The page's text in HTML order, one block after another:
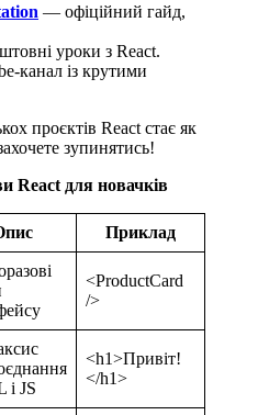
— офіційний гайд,
уроки з React.
канал із крутими
проєктів React стає як
зупинятись!
React для новачків
Приклад
<ProductCard
/>
і JS
<h1>Привіт!
</h1>